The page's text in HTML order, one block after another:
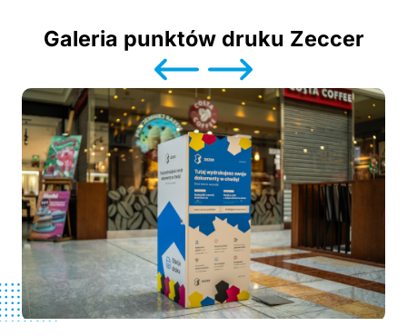
Galeria punktów druku Zeccer